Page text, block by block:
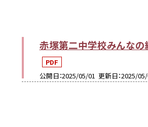
赤塚第二中学校みんなの
PDF
公開日 2025/05/01 更新日 2025/